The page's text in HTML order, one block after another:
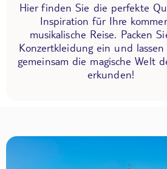
Hier finden Sie die perfekte
Inspiration für Ihre
musikalische Reise. Packen
Konzertkleidung ein und
gemeinsam die magische Welt
erkunden!